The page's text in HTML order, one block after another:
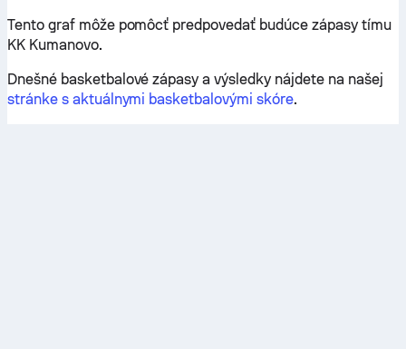
Tento graf môže pomôcť predpovedať budúce zápasy tímu
KK Kumanovo.
Dnešné basketbalové zápasy a výsledky nájdete na našej
stránke s aktuálnymi basketbalovými skóre.